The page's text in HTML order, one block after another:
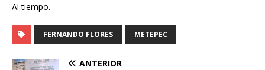
Al tiempo.
FERNANDO FLORES METEPEC
ANTERIOR